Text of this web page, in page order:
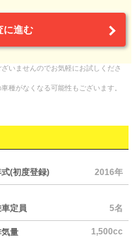
に進む
いませんのでお気軽にお試しくださ
種がなくなる可能性もございます。
(初度登録) 2016年
定員 5名
量 1,500cc